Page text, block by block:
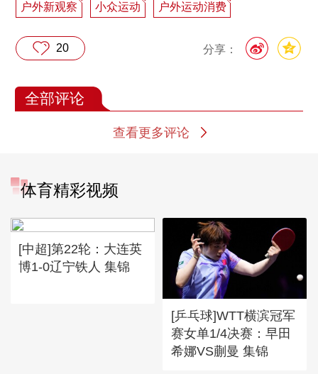
户外新观察 小众运动 户外运动消费
分享：
20
全部评论
查看更多评论
体育精彩视频
[中超]第22轮：大连英
博1-0辽宁铁人 集锦
[乒乓球]WTT横滨冠军
赛女单1/4决赛：早田
希娜VS蒯曼 集锦